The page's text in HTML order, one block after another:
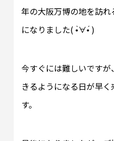
年の大阪万博の地を訪
になりました( •̀∀•́ )
今すぐには難しいです
きるようになる日が早
す。